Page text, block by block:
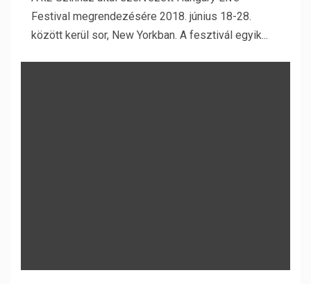
Festival megrendezésére 2018. június 18-28.
között kerül sor, New Yorkban. A fesztivál egyik...